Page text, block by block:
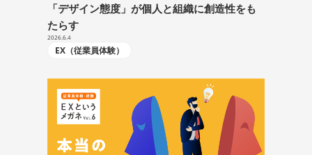
「デザイン態度」が個人と組織に創造性をも
たらす
2026.6.4
EX（従業員体験）